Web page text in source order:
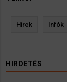
Hírek Infók
HIRDETÉS